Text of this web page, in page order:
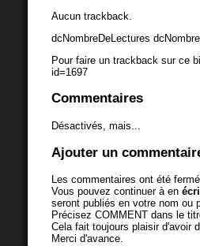
Aucun trackback.
dcNombreDeLectures
Pour faire un trackback sur ce
id=1697
Commentaires
Désactivés, mais...
Ajouter un
Les commentaires ont été
Vous pouvez continuer à en
seront publiés en votre nom ou
Précisez COMMENT dans le
Cela fait toujours plaisir d'avoir
Merci d'avance.